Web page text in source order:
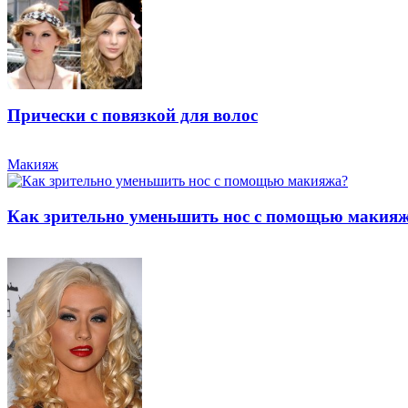
Прически с повязкой для волос
Макияж
Как зрительно уменьшить нос с помощью